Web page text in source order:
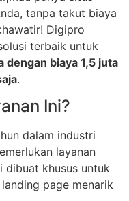
tanpa takut biaya
Digipro
terbaik untuk
dengan biaya 1,5 juta
.
Ini?
dalam industri
layanan
dibuat khusus untuk
page menarik